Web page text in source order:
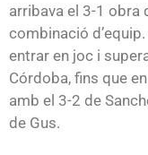
arribava el 3-1 obra
combinació d’equip.
entrar en joc i
Córdoba, fins que
amb el 3-2 de
de Gus.